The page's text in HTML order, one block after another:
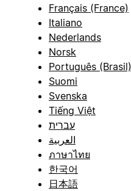
Français (France)
Italiano
Nederlands
Norsk
Português (Brasil)
Suomi
Svenska
Tiếng Việt
עברית
العربية
ภาษาไทย
한국어
日本語